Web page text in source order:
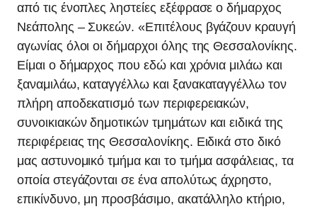
από τις ένοπλες ληστείες εξέφρασε ο δήμαρχος
Νεάπολης – Συκεών. «Επιτέλους βγάζουν κραυγή
αγωνίας όλοι οι δήμαρχοι όλης της Θεσσαλονίκης.
Είμαι ο δήμαρχος που εδώ και χρόνια μιλάω και
ξαναμιλάω, καταγγέλλω και ξανακαταγγέλλω τον
πλήρη αποδεκατισμό των περιφερειακών,
συνοικιακών δημοτικών τμημάτων και ειδικά της
περιφέρειας της Θεσσαλονίκης. Ειδικά στο δικό
μας αστυνομικό τμήμα και το τμήμα ασφάλειας, τα
οποία στεγάζονται σε ένα απολύτως άχρηστο,
επικίνδυνο, μη προσβάσιμο, ακατάλληλο κτήριο,